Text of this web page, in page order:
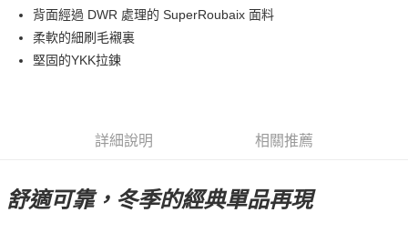
付款後全家取貨
每筆NT$80，滿NT$10,000(含以上)免運費
7-11店到店
每筆NT$80，滿NT$10,000(含以上)免運費
每筆NT$130，滿NT$10,000(含以上)免運費
背面經過 DWR 處理的 SuperRoubaix 面料
柔軟的細刷毛襯裏
堅固的YKK拉鍊
詳細說明 相關推薦
舒適可靠，冬季的經典單品再現